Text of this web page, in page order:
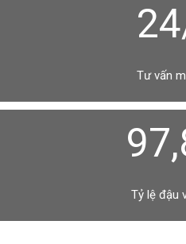
Tư vấn
Tỷ lệ đậu